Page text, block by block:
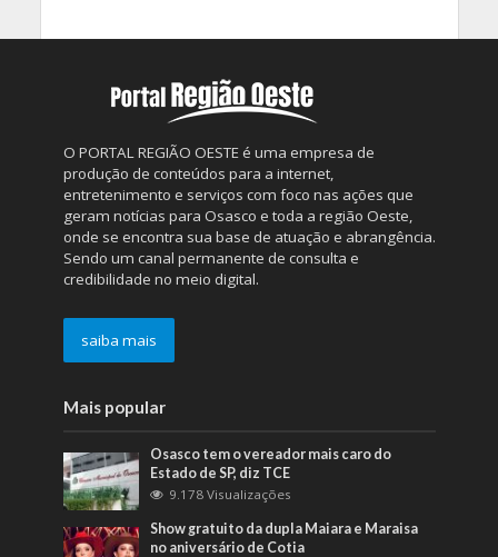
O PORTAL REGIÃO OESTE é uma empresa de
produção de conteúdos para a internet,
entretenimento e serviços com foco nas ações que
geram notícias para Osasco e toda a região Oeste,
onde se encontra sua base de atuação e abrangência.
Sendo um canal permanente de consulta e
credibilidade no meio digital.
saiba mais
Mais popular
Osasco tem o vereador mais caro do
Estado de SP, diz TCE
9.178 Visualizações
Show gratuito da dupla Maiara e Maraisa
no aniversário de Cotia